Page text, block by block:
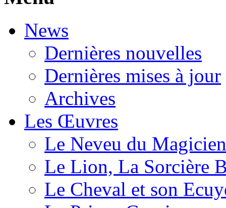
News
Dernières nouvelles
Dernières mises à jour
Archives
Les Œuvres
Le Neveu du Magicien
Le Lion, La Sorcière
Le Cheval et son